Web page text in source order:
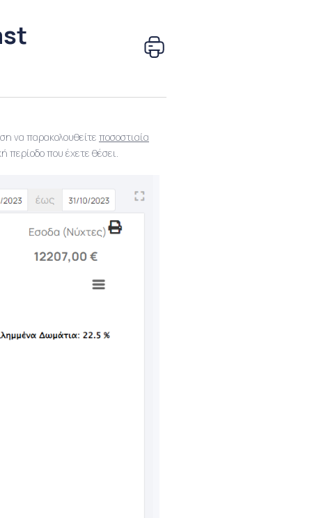
να παρακολουθείτε ποσοστιαία
περίοδο που έχετε θέσει.